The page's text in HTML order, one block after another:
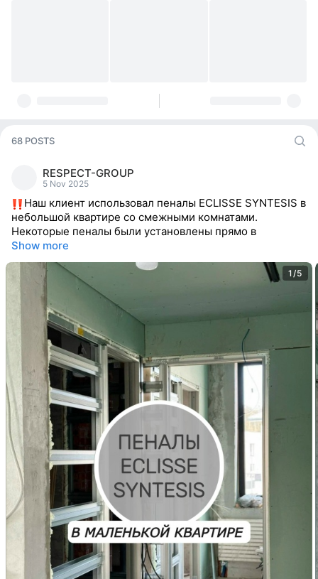
68 POSTS
RESPECT-GROUP
5 Nov 2025
Наш клиент использовал пеналы ECLISSE SYNTESIS в
небольшой квартире со смежными комнатами.
Некоторые пеналы были установлены прямо в
Show more
1/5